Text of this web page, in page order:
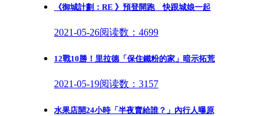
《御城計劃：RE 》預登開跑 快跟城娘一起
2021-05-26阅读数：4699
12戰10勝！里拉德「保住鐵粉的家」暗示拓荒
2021-05-19阅读数：3157
水果店開24小時「半夜賣給誰？」內行人曝原